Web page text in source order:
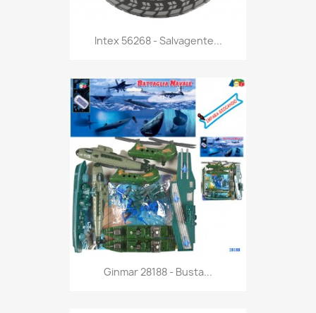
Anteprima
Intex 56268 - Salvagente...
Anteprima
Ginmar 28188 - Busta...